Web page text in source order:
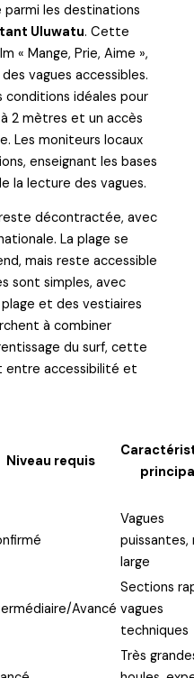
parmi les destinations
Uluwatu. Cette
« Mange, Prie, Aime »,
vagues accessibles.
idéales pour
à 2 mètres et un accès
Les moniteurs locaux
enseignant les bases
la lecture des vagues.
reste décontractée, avec
La plage se
mais reste accessible
sont simples, avec
et des vestiaires
à combiner
du surf, cette
entre accessibilité et
Niveau requis
Vagues
puissantes,
large
Avancé
Sections
vagues
techniques
Très